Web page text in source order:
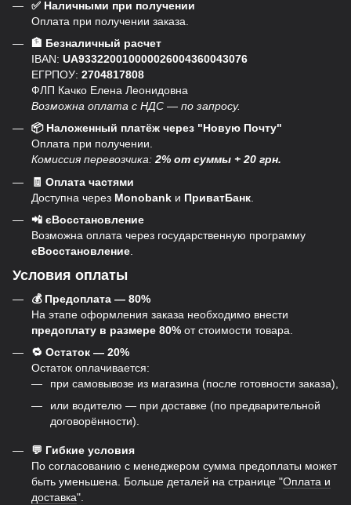
✅ Наличными при получении
Оплата при получении заказа.
🏦 Безналичный расчет
IBAN: UA933220010000026004360043076
ЕГРПОУ: 2704817808
ФЛП Качко Елена Леонидовна
Возможна оплата с НДС — по запросу.
📦 Наложенный платёж через "Новую Почту"
Оплата при получении.
Комиссия перевозчика:2% от суммы + 20 грн.
🧾 Оплата частями
Доступна через Monobank и ПриватБанк
📲 єВосстановление
Возможна оплата через государственную программу
єВосстановление
Условия оплаты
💰 Предоплата — 80%
На этапе оформления заказа необходимо внести
предоплату в размере 80% от стоимости товара.
🔁 Остаток — 20%
Остаток оплачивается:
при самовывозе из магазина (после готовности заказа),
или водителю — при доставке (по предварительной
договорённости).
💬 Гибкие условия
По согласованию с менеджером сумма предоплаты может
быть уменьшена. Больше деталей на странице "Оплата и
доставка".